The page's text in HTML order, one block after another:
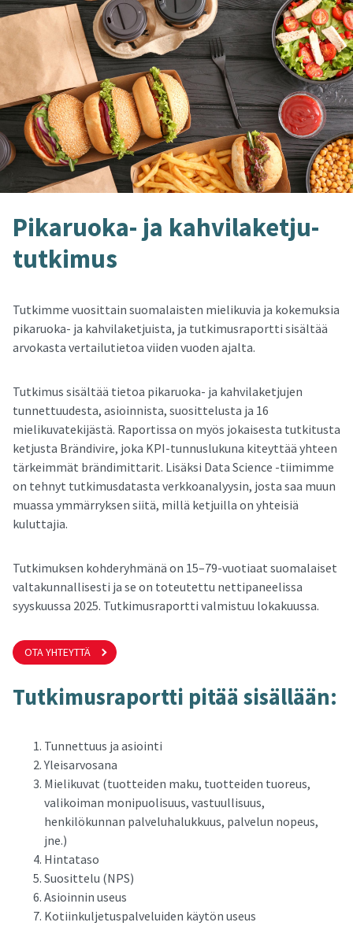
Pikaruoka-​ ja kah­vi­la­ket­ju­
tut­ki­mus
Tutkimme vuosittain suomalaisten mielikuvia ja kokemuksia
pikaruoka- ja kahvilaketjuista, ja tutkimusraportti sisältää
arvokasta vertailutietoa viiden vuoden ajalta.
Tutkimus sisältää tietoa pikaruoka- ja kahvilaketjujen
tunnettuudesta, asioinnista, suosittelusta ja 16
mielikuvatekijästä. Raportissa on myös jokaisesta tutkitusta
ketjusta Brändivire, joka KPI-tunnuslukuna kiteyttää yhteen
tärkeimmät brändimittarit. Lisäksi Data Science -tiimimme
on tehnyt tutkimusdatasta verkkoanalyysin, josta saa muun
muassa ymmärryksen siitä, millä ketjuilla on yhteisiä
kuluttajia.
Tutkimuksen kohderyhmänä on 15–79-vuotiaat suomalaiset
valtakunnallisesti ja se on toteutettu nettipaneelissa
syyskuussa 2025. Tutkimusraportti valmistuu lokakuussa.
OTA YHTEYTTÄ
Tut­ki­mus­ra­port­ti pitää si­säl­lään:
Tunnettuus ja asiointi
Yleisarvosana
Mielikuvat (tuotteiden maku, tuotteiden tuoreus,
valikoiman monipuolisuus, vastuullisuus,
henkilökunnan palveluhalukkuus, palvelun nopeus,
jne.)
Hintataso
Suosittelu (NPS)
Asioinnin useus
Kotiinkuljetuspalveluiden käytön useus